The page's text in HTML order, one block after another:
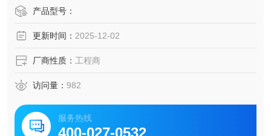
产品型号：
更新时间： 2025-12-02
厂商性质： 工程商
访问量： 982
服务热线
400-027-0532